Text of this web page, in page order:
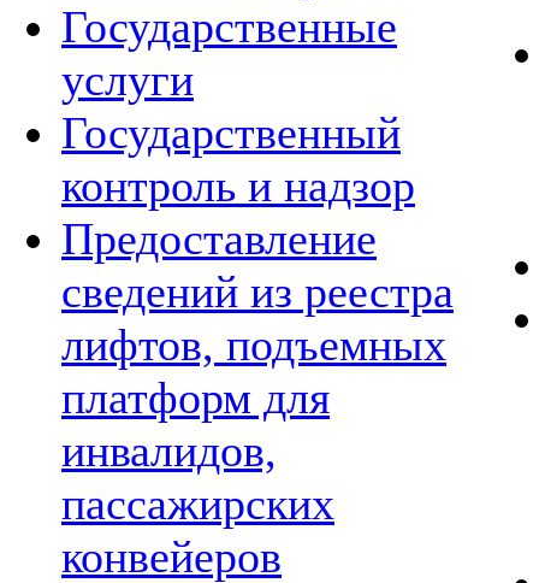
Государственные
услуги
Государственный
контроль и надзор
Предоставление
сведений из реестра
лифтов, подъемных
платформ для
инвалидов,
пассажирских
конвейеров